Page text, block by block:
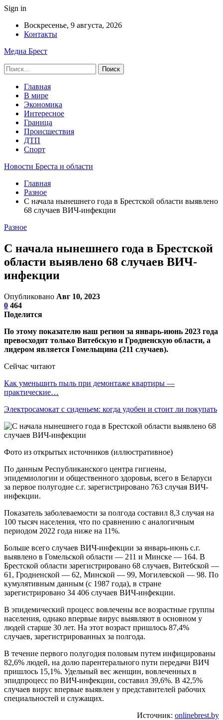
Sign in
Воскресенье, 9 августа, 2026
Контакты
Медиа Брест
Главная
В мире
Экономика
Интересное
Граница
Происшествия
ДТП
Спорт
Новости Бреста и области
Главная
Разное
С начала нынешнего года в Брестской области выявлено
68 случаев ВИЧ-инфекции
Разное
С начала нынешнего года в Брестской
области выявлено 68 случаев ВИЧ-
инфекции
Опубликовано Авг 10, 2023
0 464
Поделится
По этому показателю наш регион за январь-июнь 2023 года
превосходит только Витебскую и Гродненскую области, а
лидером является Гомельщина (211 случаев).
Сейчас читают
Как уменьшить пыль при демонтаже квартиры —
практические…
Электросамокат с сиденьем: когда удобен и стоит ли покупать
Фото из открытых источников (иллюстративное)
По данным Республиканского центра гигиены,
эпидемиологии и общественного здоровья, всего в Беларуси
за первое полугодие с.г. зарегистрировано 763 случая ВИЧ-
инфекции.
Показатель заболеваемости за полгода составил 8,3 случая на
100 тысяч населения, что по сравнению с аналогичным
периодом 2022 года ниже на 11%.
Больше всего случаев ВИЧ-инфекции за январь-июнь с.г.
выявлено в Гомельской области — 211 и Минске — 164. В
Брестской области зарегистрировано 68 случаев, Витебской —
61, Гродненской — 62, Минской — 99, Могилевской — 98. По
кумулятивным данным (с 1987 года), в стране
зарегистрировано 34 406 случаев ВИЧ-инфекции.
В эпидемический процесс вовлечены все возрастные группы
населения, однако впервые вирус выявляют в основном у
людей старше 30 лет. На этот возраст пришлось 87,4%
случаев, зарегистрированных за полгода.
В течение первого полугодия половым путем инфицированы
82,6% людей, на долю парентерального пути передачи ВИЧ
пришлось 15,1%. Удельный вес женщин, вовлеченных в
эпидпроцесс по ВИЧ-инфекции, составил 39,6%. В 42,5%
случаев вирус впервые выявлен у представителей рабочих
специальностей и служащих.
Источник: onlinebrest.by